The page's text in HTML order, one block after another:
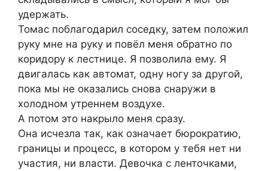
удержать.
Томас поблагодарил соседку, затем положил
руку мне на руку и повёл меня обратно по
коридору к лестнице. Я позволила ему. Я
двигалась как автомат, одну ногу за другой,
пока мы не оказались снова снаружи в
холодном утреннем воздухе.
А потом это накрыло меня сразу.
Она исчезла так, как означает бюрократию,
границы и процесс, в котором у тебя нет ни
участия, ни власти. Девочка с ленточками,